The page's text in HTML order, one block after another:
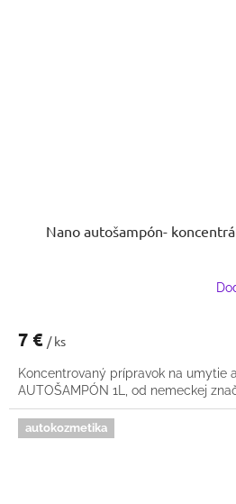
Nano autošampón-
7 € / ks
Koncentrovaný prípravok na umytie
AUTOŠAMPÓN 1L, od nemeckej
autokozmetika